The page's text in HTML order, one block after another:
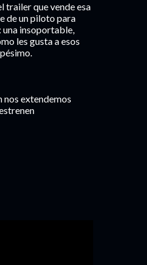
trailer que vende esa
de un piloto para
una insoportable,
les gusta a esos
nos extendemos